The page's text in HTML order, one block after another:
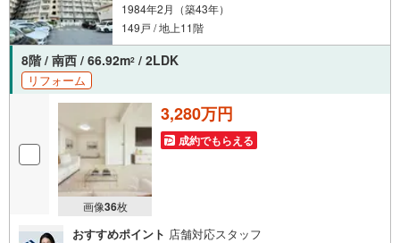
1984年2月（築43年）
149戸 / 地上11階
8階 / 南西 / 66.92m2 / 2LDK
リフォーム
画像36枚
3,280万円
成約でもらえる
おすすめポイント 店舗対応スタッフ